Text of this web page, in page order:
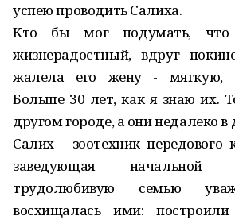
успею проводить Салиха.
Кто бы мог подумать, что
жизнерадостный, вдруг
жалела его жену - мягкую,
Больше 30 лет, как я знаю их.
другом городе, а они недалеко в
Салих - зоотехник передового
заведующая
трудолюбивую семью
восхищалась ими: